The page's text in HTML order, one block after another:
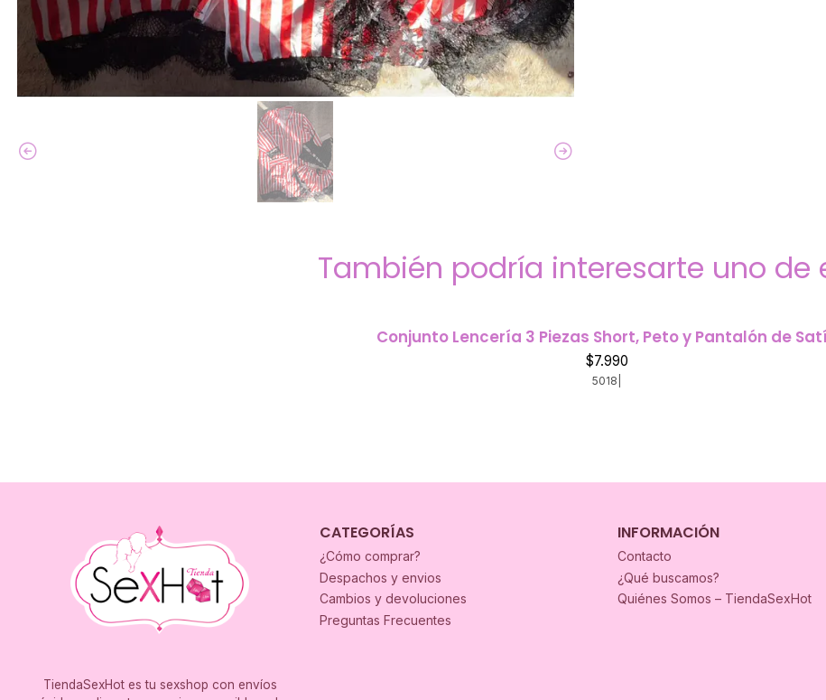
También podría interesarte uno de
Conjunto Lencería 3 Piezas Short, Peto y Pantalón de
$7.990
5018
TiendaSexHot es tu sexshop con envíos
CATEGORÍAS
¿Cómo comprar?
Despachos y envios
Cambios y devoluciones
Preguntas Frecuentes
INFORMACIÓN
Contacto
¿Qué buscamos?
Quiénes Somos – TiendaSexHot